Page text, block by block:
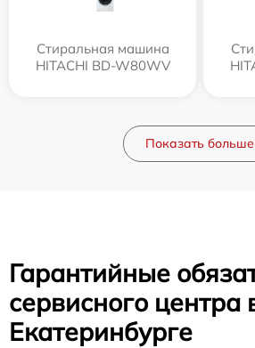
Стиральная машина
HITACHI BD-W80WV
Показать больше
Гарантийные
сервисного центра
Екатеринбурге